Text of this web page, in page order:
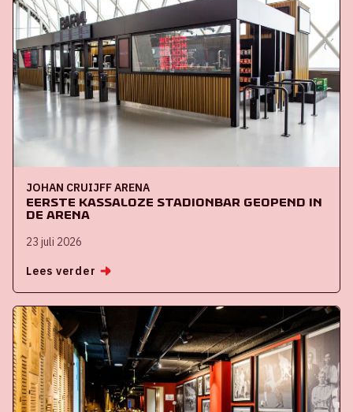
JOHAN CRUIJFF ARENA
Eerste kassaloze stadionbar geopend in
de ArenA
23 juli 2026
Lees verder